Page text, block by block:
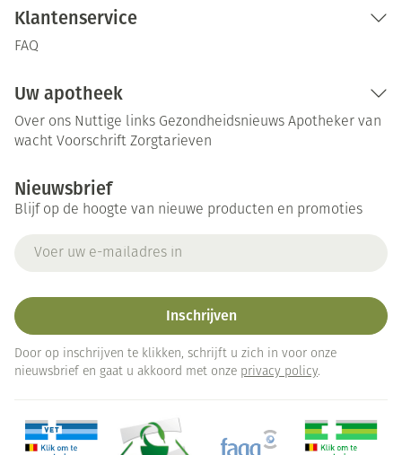
Klantenservice
FAQ
Uw apotheek
Over ons Nuttige links Gezondheidsnieuws Apotheker van
wacht Voorschrift Zorgtarieven
Nieuwsbrief
Blijf op de hoogte van nieuwe producten en promoties
Inschrijven
Door op inschrijven te klikken, schrijft u zich in voor onze
nieuwsbrief en gaat u akkoord met onze privacy policy.